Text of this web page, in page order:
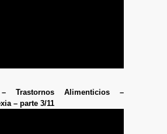
– Trastornos Alimenticios –
– parte 3/11